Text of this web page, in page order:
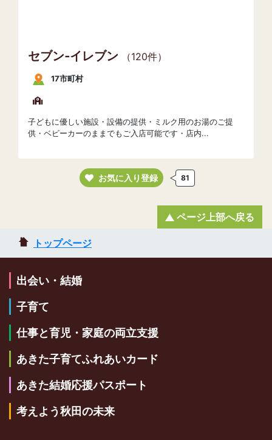
セブン‐イレブン （120件）
17市町村
子どもに優しい施設・設備の提供・ミルク用のお湯のご提
供・ベビーカーのままでもご入店可能です・店内...
お気に入り登録 81
トップページ
ページ上部へ戻る
出会い・結婚
子育て
仕事と育児・家庭の両立支援
あきた子育てふれあいカード
あきた結婚応援パスポート
考えよう秋田の未来